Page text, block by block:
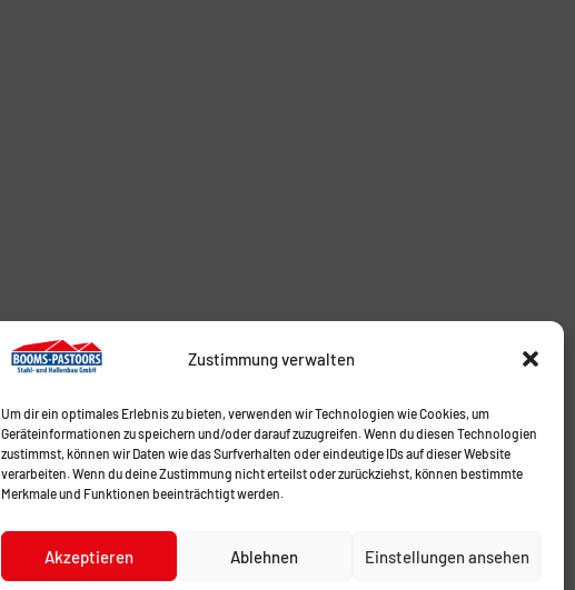
Zustimmung verwalten
Um dir ein optimales Erlebnis zu bieten, verwenden wir Technologien wie Cookies, um
Geräteinformationen zu speichern und/oder darauf zuzugreifen. Wenn du diesen Technologien
zustimmst, können wir Daten wie das Surfverhalten oder eindeutige IDs auf dieser Website
verarbeiten. Wenn du deine Zustimmung nicht erteilst oder zurückziehst, können bestimmte
Merkmale und Funktionen beeinträchtigt werden.
Akzeptieren Ablehnen Einstellungen ansehen